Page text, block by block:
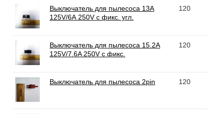
Выключатель для пылесоса 13А
125V/6А 250V с фикс. угл.
120
Выключатель для пылесоса 15.2A
125V/7.6A 250V c фикс.
120
Выключатель для пылесоса 2pin 120